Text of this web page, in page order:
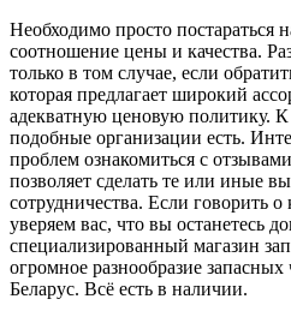
Необходимо просто постараться
соотношение цены и качества.
только в том случае, если
которая предлагает широкий
адекватную ценовую политику.
подобные организации есть.
проблем ознакомиться с
позволяет сделать те или иные
сотрудничества. Если говорить
уверяем вас, что вы останетесь
специализированный магазин
огромное разнообразие
Беларус. Всё есть в наличии.